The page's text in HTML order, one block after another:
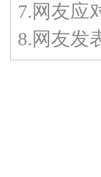
7.网友应
8.网友发